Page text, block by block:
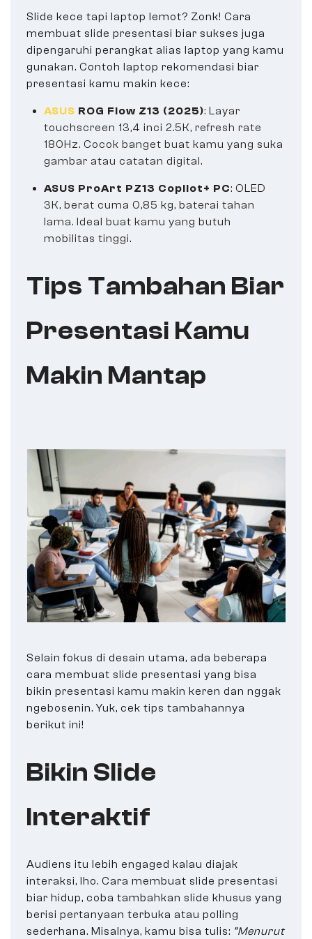
Slide kece tapi laptop lemot? Zonk! Cara
membuat slide presentasi biar sukses juga
dipengaruhi perangkat alias laptop yang kamu
gunakan. Contoh laptop rekomendasi biar
presentasi kamu makin kece:
ASUS ROG Flow Z13 (2025): Layar
touchscreen 13,4 inci 2.5K, refresh rate
180Hz. Cocok banget buat kamu yang suka
gambar atau catatan digital.
ASUS ProArt PZ13 Copilot+ PC: OLED
3K, berat cuma 0,85 kg, baterai tahan
lama. Ideal buat kamu yang butuh
mobilitas tinggi.
Tips Tambahan Biar
Presentasi Kamu
Makin Mantap
Selain fokus di desain utama, ada beberapa
cara membuat slide presentasi yang bisa
bikin presentasi kamu makin keren dan nggak
ngebosenin. Yuk, cek tips tambahannya
berikut ini!
Bikin Slide
Interaktif
Audiens itu lebih engaged kalau diajak
interaksi, lho. Cara membuat slide presentasi
biar hidup, coba tambahkan slide khusus yang
berisi pertanyaan terbuka atau polling
sederhana. Misalnya, kamu bisa tulis: “Menurut